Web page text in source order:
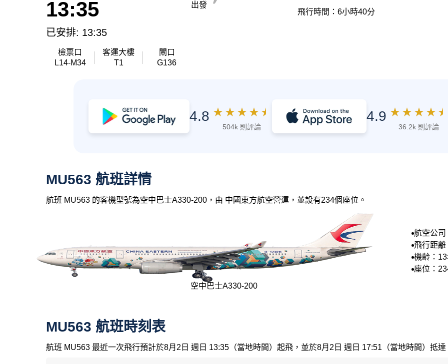
13:35
已安排: 13:35
檢票口
L14-M34
客運大樓
T1
閘口
G136
出發
飛行時間：6小時40分
4.8 ★ ★ ★ ★ ★
504k 則評論
4.9 ★ ★ ★ ★ ★
36.2k 則評論
MU563 航班詳情
航班 MU563 的客機型號為空中巴士A330-200，由 中國東方航空營運，並設有234個座位。
空中巴士A330-200
航空公司
航空
飛行距離
機齡：13
座位：
MU563 航班時刻表
航班 MU563 最近一次飛行預計於8月2日 週日 13:35（當地時間）起飛，並於8月2日 週日 17:51（當地時間）抵